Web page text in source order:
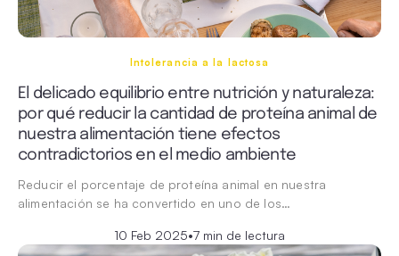
Intolerancia a la lactosa
El delicado equilibrio entre nutrición y naturaleza:
por qué reducir la cantidad de proteína animal de
nuestra alimentación tiene efectos
contradictorios en el medio ambiente
Reducir el porcentaje de proteína animal en nuestra
alimentación se ha convertido en uno de los…
10 Feb 2025•7 min de lectura